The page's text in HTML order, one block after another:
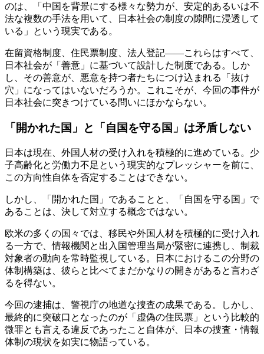
のは、「中国を背景にする様々な勢力が、安定的あるいは不
法な複数の手法を用いて、日本社会の制度の隙間に浸透して
いる」という現実である。
在留資格制度、住民票制度、法人登記――これらはすべて、
日本社会が「善意」に基づいて設計した制度である。しか
し、その善意が、悪意を持つ者たちにつけ込まれる「抜け
穴」になってはいないだろうか。これこそが、今回の事件が
日本社会に突きつけている問いにほかならない。
「開かれた国」と「自国を守る国」は矛盾しない
日本は現在、外国人材の受け入れを積極的に進めている。少
子高齢化と労働力不足という現実的なプレッシャーを前に、
この方向性自体を否定することはできない。
しかし、「開かれた国」であることと、「自国を守る国」で
あることは、決して対立する概念ではない。
欧米の多くの国々では、移民や外国人材を積極的に受け入れ
る一方で、情報機関と出入国管理当局が緊密に連携し、制裁
対象者の動向を常時監視している。日本におけるこの分野の
体制構築は、彼らと比べてまだかなりの開きがあると言わざ
るを得ない。
今回の逮捕は、警視庁の地道な捜査の成果である。しかし、
最終的に突破口となったのが「虚偽の住民票」という比較的
微罪とも言える違反であったこと自体が、日本の捜査・情報
体制の現状を如実に物語っている。